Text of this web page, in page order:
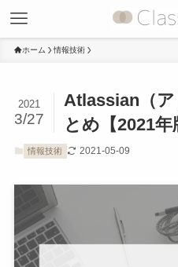
ホーム 情報技術
Atlassian（ア
とめ【2021年
2021
3/27
情報技術 2021-05-09